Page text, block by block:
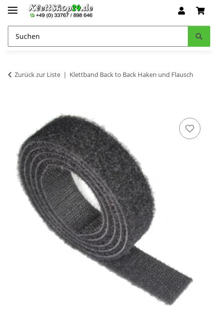
Zurück zur Liste Klettband Back to Back Haken und Flausch